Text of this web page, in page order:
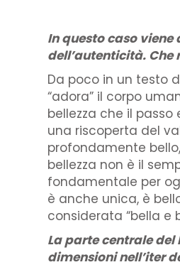
In questo caso
dell’autenticità. Che
Da poco in un testo
“adora” il corpo
bellezza che il
una riscoperta del
profondamente
bellezza non è il
fondamentale per
è anche unica, è
considerata “bella e
La parte centrale del
dimensioni nell’iter